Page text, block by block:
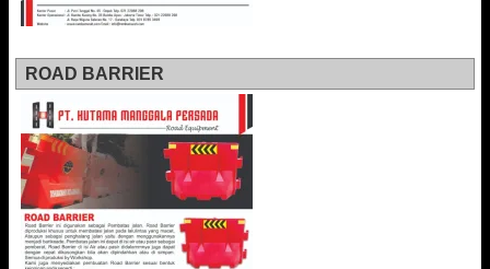
ROAD BARRIER